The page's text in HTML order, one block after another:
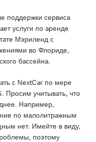
поддержки сервиса
услуги по аренде
Мэриленд с
во Флориде,
бассейна.
с NextCar по мере
Просим учитывать, что
Например,
по малолитражным
нет. Имейте в виду,
поэтому